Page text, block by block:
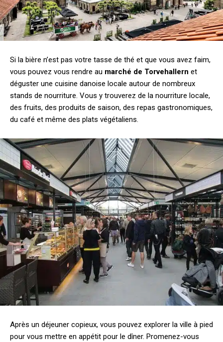
Si la bière n’est pas votre tasse de thé et que vous avez faim,
vous pouvez vous rendre au marché de Torvehallern et
déguster une cuisine danoise locale autour de nombreux
stands de nourriture. Vous y trouverez de la nourriture locale,
des fruits, des produits de saison, des repas gastronomiques,
du café et même des plats végétaliens.
Après un déjeuner copieux, vous pouvez explorer la ville à pied
pour vous mettre en appétit pour le dîner. Promenez-vous